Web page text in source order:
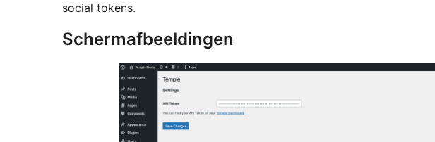
social tokens.
Schermafbeeldingen